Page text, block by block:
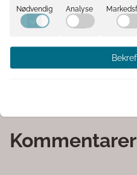
morsomme "Gutta"-
praktisk
gave til kompiser,
Kommentarer
Nødvendig Analyse